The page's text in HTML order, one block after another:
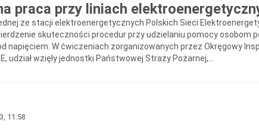
praca przy liniach
ze stacji elektroenergetycznych Polskich Sieci
skuteczności procedur przy udzielaniu pomocy osobom
napięciem. W ćwiczeniach zorganizowanych przez Okręgowy
udział wzięły jednostki Państwowej Straży Pożarnej,...
11:58